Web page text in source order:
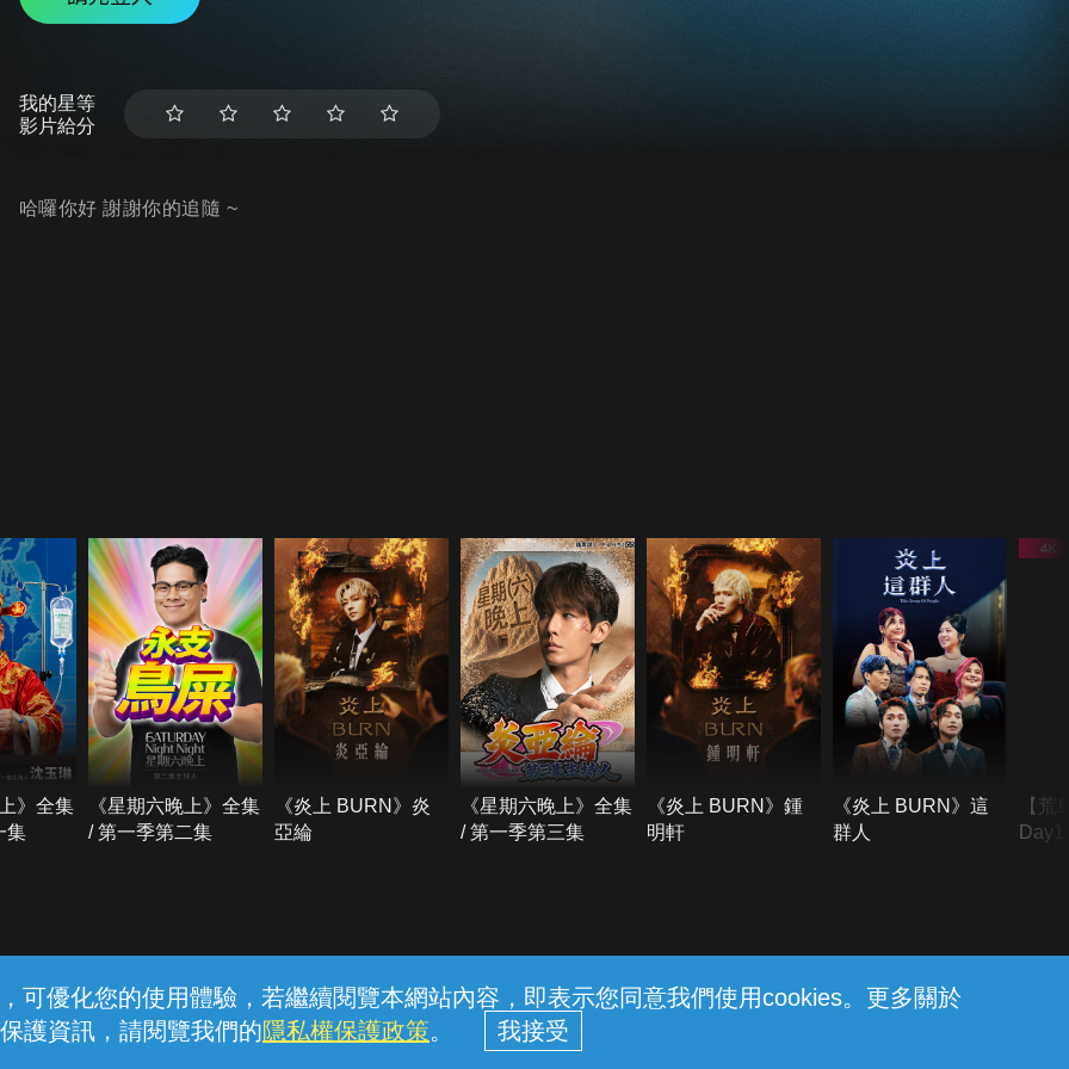
可優化您的使用體驗，若繼續閱覽本網站內容，即表示您同意我們使用cookies。更多關於
護資訊，請閱覽我們的隱私權保護政策。
我的星等
影片給分
哈囉你好 謝謝你的追隨 ~
》全集
集
《星期六晚上》全集
/ 第一季第二集
《炎上 BURN》炎
亞綸
《星期六晚上》全集
/ 第一季第三集
《炎上 BURN》鍾
明軒
《炎上 BURN》這
群人
【荒
線上客服 服務條款 隱私權保護
中華電信股份有限公司個人家庭分公司 (統一編號：96979949) © 2026